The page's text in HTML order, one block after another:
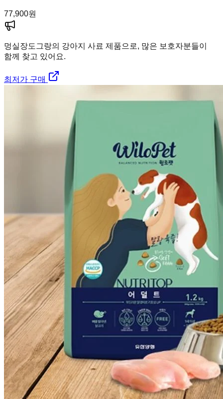
77,900원
멍실장도그랑의 강아지 사료 제품으로, 많은 보호자분들이
함께 찾고 있어요.
최저가 구매